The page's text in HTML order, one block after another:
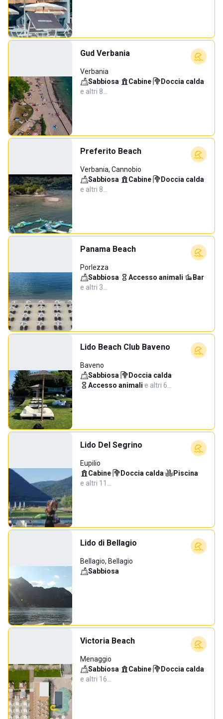
Gud Verbania
Verbania
Sabbiosa· Cabine· Doccia calda·
e altri 8…
Preferito Beach
Verbania, Cannobio
Sabbiosa· Cabine· Doccia calda·
e altri 8…
Panama Beach
Porlezza
Sabbiosa· Accesso animali· Bar·
e altri 3…
Lido Beach Club Baveno
Baveno
Sabbiosa· Doccia calda·
Accesso animali·e altri 6…
Lido Del Segrino
Eupilio
Cabine· Doccia calda· Piscina·
e altri 11…
Lido di Bellagio
Bellagio, Bellagio
Sabbiosa
Victoria Beach
Menaggio
Sabbiosa· Cabine· Doccia calda·
e altri 16…